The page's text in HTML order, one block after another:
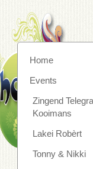
Home
Events
Zingend
Kooimans
Lakei Robèrt
Tonny & Nikki